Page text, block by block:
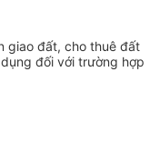
giao đất, cho thuê đất
đối với trường hợp